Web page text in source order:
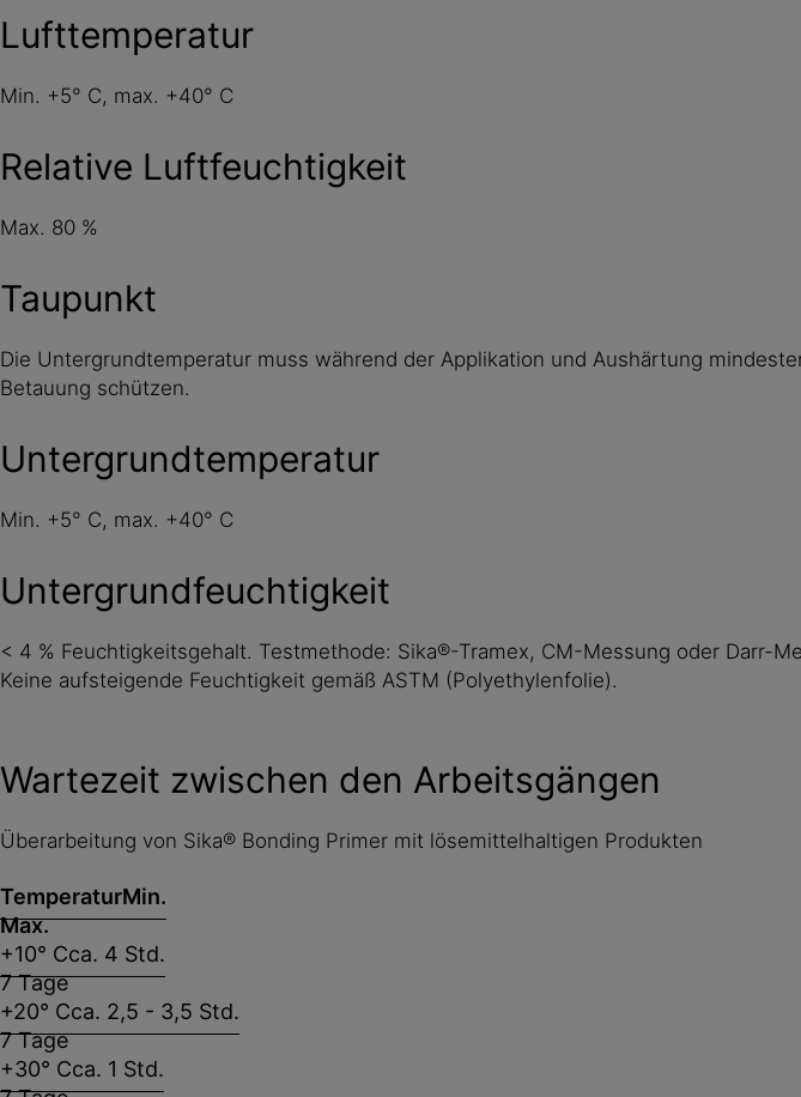
Lufttemperatur
Min. +5° C, max. +40° C
Relative Luftfeuchtigkeit
Max. 80 %
Taupunkt
Die Untergrundtemperatur muss während der Applikation und Aushärtung
Betauung schützen.
Untergrundtemperatur
Min. +5° C, max. +40° C
Untergrundfeuchtigkeit
< 4 % Feuchtigkeitsgehalt. Testmethode: Sika®-Tramex, CM-Messung oder Darr-
Keine aufsteigende Feuchtigkeit gemäß ASTM (Polyethylenfolie).
Wartezeit zwischen den Arbeitsgängen
Überarbeitung von Sika® Bonding Primer mit lösemittelhaltigen Produkten
TemperaturMin.
Max.
+10° Cca. 4 Std.
7 Tage
+20° Cca. 2,5 - 3,5 Std.
7 Tage
+30° Cca. 1 Std.